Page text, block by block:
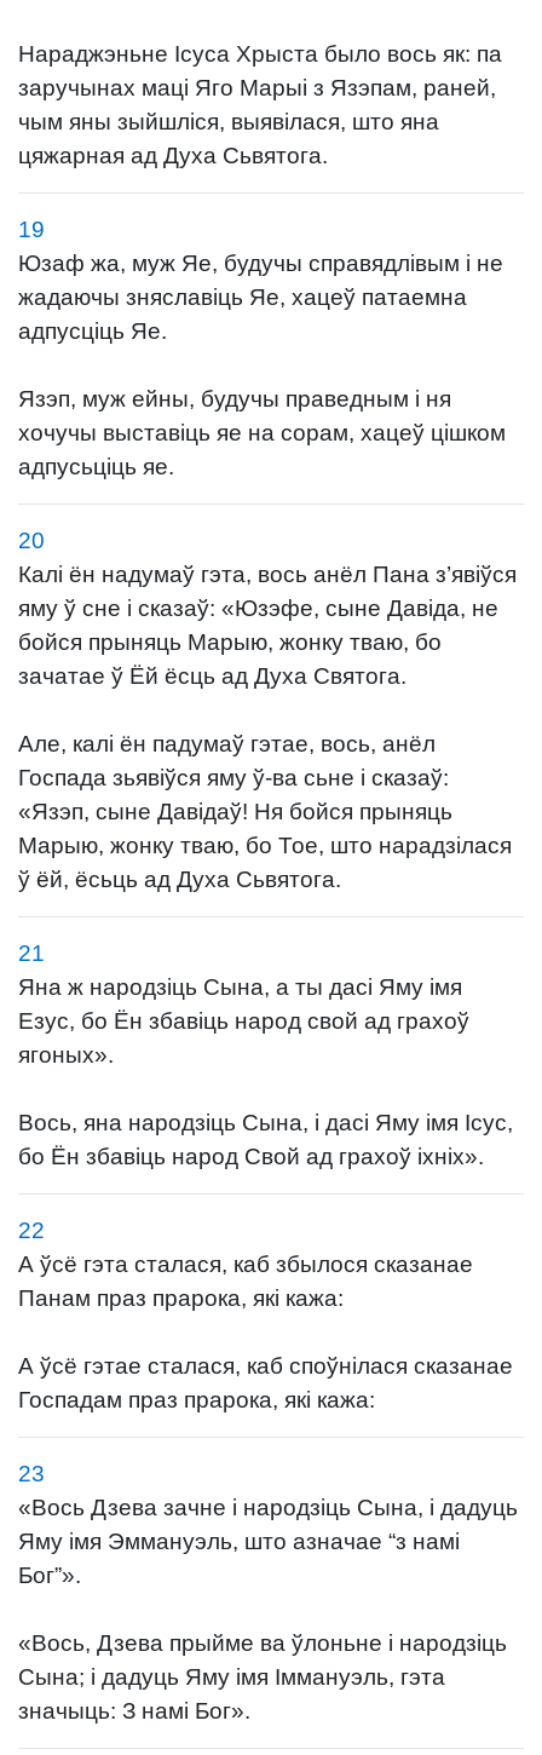
Нараджэньне Ісуса Хрыста было вось як: па
заручынах маці Яго Марыі з Язэпам, раней,
чым яны зыйшліся, выявілася, што яна
цяжарная ад Духа Сьвятога.
19
Юзаф жа, муж Яе, будучы справядлівым і не
жадаючы зняславіць Яе, хацеў патаемна
адпусціць Яе.
Язэп, муж ейны, будучы праведным і ня
хочучы выставіць яе на сорам, хацеў цішком
адпусьціць яе.
20
Калі ён надумаў гэта, вось анёл Пана з’явіўся
яму ў сне і сказаў: «Юзэфе, сыне Давіда, не
бойся прыняць Марыю, жонку тваю, бо
зачатае ў Ёй ёсць ад Духа Святога.
Але, калі ён падумаў гэтае, вось, анёл
Госпада зьявіўся яму ў-ва сьне і сказаў:
«Язэп, сыне Давідаў! Ня бойся прыняць
Марыю, жонку тваю, бо Тое, што нарадзілася
ў ёй, ёсьць ад Духа Сьвятога.
21
Яна ж народзіць Сына, а ты дасі Яму імя
Езус, бо Ён збавіць народ свой ад грахоў
ягоных».
Вось, яна народзіць Сына, і дасі Яму імя Ісус,
бо Ён збавіць народ Свой ад грахоў іхніх».
22
А ўсё гэта сталася, каб збылося сказанае
Панам праз прарока, які кажа:
А ўсё гэтае сталася, каб споўнілася сказанае
Госпадам праз прарока, які кажа:
23
«Вось Дзева зачне і народзіць Сына, і дадуць
Яму імя Эммануэль, што азначае “з намі
Бог”».
«Вось, Дзева прыйме ва ўлоньне і народзіць
Сына; і дадуць Яму імя Іммануэль, гэта
значыць: З намі Бог».